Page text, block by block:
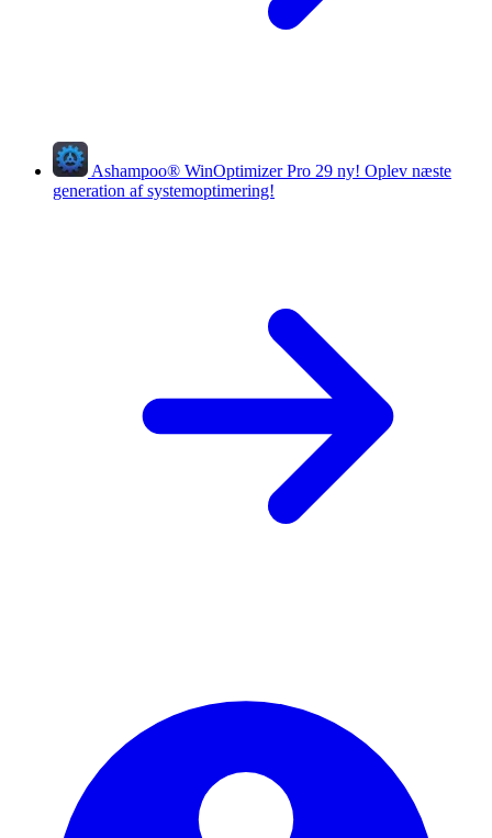
Ashampoo® WinOptimizer Pro 29 ny! Oplev næste
generation af systemoptimering!